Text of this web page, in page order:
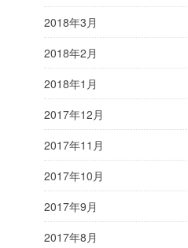
2018年3月
2018年2月
2018年1月
2017年12月
2017年11月
2017年10月
2017年9月
2017年8月